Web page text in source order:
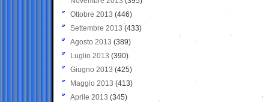
Ottobre 2013 (446)
Settembre 2013 (433)
Agosto 2013 (389)
Luglio 2013 (390)
Giugno 2013 (425)
Maggio 2013 (413)
Aprile 2013 (345)